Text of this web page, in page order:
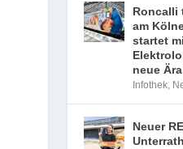
Roncalli
am
startet
neue Ära
Infothek,
Neuer